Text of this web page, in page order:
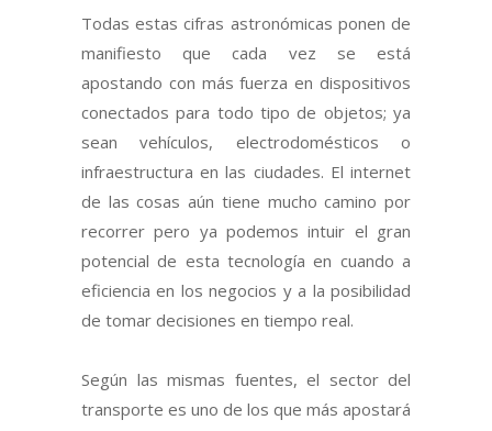
Todas estas cifras astronómicas ponen de
manifiesto que cada vez se está
apostando con más fuerza en dispositivos
conectados para todo tipo de objetos; ya
sean vehículos, electrodomésticos o
infraestructura en las ciudades. El internet
de las cosas aún tiene mucho camino por
recorrer pero ya podemos intuir el gran
potencial de esta tecnología en cuando a
eficiencia en los negocios y a la posibilidad
de tomar decisiones en tiempo real.
Según las mismas fuentes, el sector del
transporte es uno de los que más apostará